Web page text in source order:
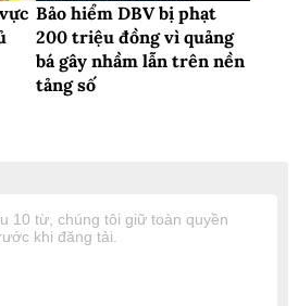
Bảo hiểm DBV bị phạt
200 triệu đồng vì quảng
bá gây nhầm lẫn trên nền
tảng số